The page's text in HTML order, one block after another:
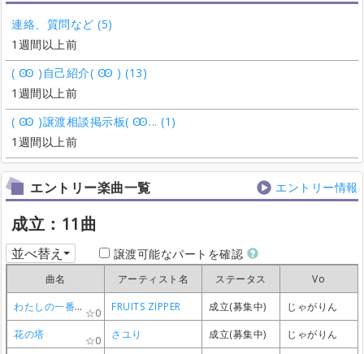
連絡、質問など (5)
1週間以上前
( Ꙭ )自己紹介( Ꙭ ) (13)
1週間以上前
( Ꙭ )譲渡相談掲示板( Ꙭ... (1)
1週間以上前
エントリー楽曲一覧 エントリー情報
成立：11曲
並べ替え 譲渡可能なパートを確認
曲名 アーティスト名 ステータス
Vo
わたしの一番かわいいところ
0 FRUITS ZIPPER 成立(募集中)
じゃがりん
花の塔
0 さユり 成立(募集中)
じゃがりん
曲名 アーティスト名 ステータス
Vo
わたしの一番かわいいところ
0 FRUITS ZIPPER 成立(募集中)
じゃがりん
花の塔
0 さユり 成立(募集中)
じゃがりん
曲名 アーティスト名 ステータス
Vo
わたしの一番かわいいところ
0 FRUITS ZIPPER 成立(募集中)
じゃがりん
花の塔
0 さユり 成立(募集中)
じゃがりん
曲名 アーティスト名 ステータス
Vo
わたしの一番かわいいところ
0 FRUITS ZIPPER 成立(募集中)
じゃがりん
花の塔
0 さユり 成立(募集中)
じゃがりん